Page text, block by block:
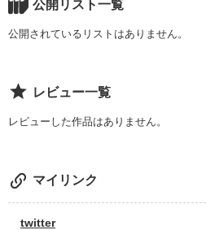
とあるふたりの話。
※超短編です。
公開リスト一覧
公開されているリストはありません。
レビュー一覧
レビューした作品はありません。
マイリンク
twitter